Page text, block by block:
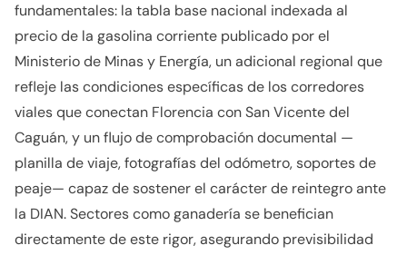
fundamentales: la tabla base nacional indexada al
precio de la gasolina corriente publicado por el
Ministerio de Minas y Energía, un adicional regional que
refleje las condiciones específicas de los corredores
viales que conectan Florencia con San Vicente del
Caguán, y un flujo de comprobación documental —
planilla de viaje, fotografías del odómetro, soportes de
peaje— capaz de sostener el carácter de reintegro ante
la DIAN. Sectores como ganadería se benefician
directamente de este rigor, asegurando previsibilidad